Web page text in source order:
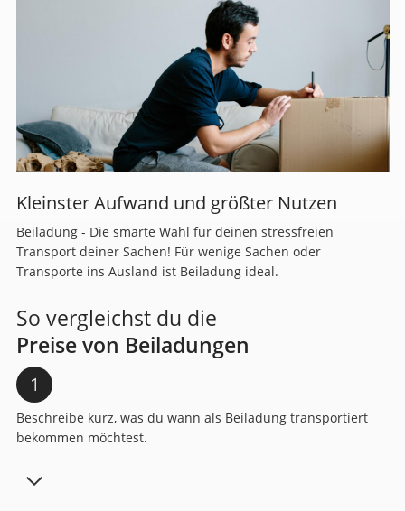
Kleinster Aufwand und größter Nutzen
Beiladung - Die smarte Wahl für deinen stressfreien
Transport deiner Sachen! Für wenige Sachen oder
Transporte ins Ausland ist Beiladung ideal.
So vergleichst du die
Preise von Beiladungen
Beschreibe kurz, was du wann als Beiladung transportiert
bekommen möchtest.